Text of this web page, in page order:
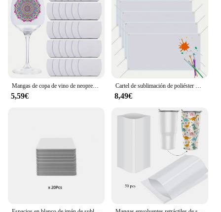
Mangas de copa de vino de neopreno en blanco DIY, por sublimación cubiertas aislantes, suministros de adorno, 10 paquetes
5,59€
Cartel de sublimación de poliéster Oxford, cartel en blanco con cuerdas colgantes, para negocios, boda y cumpleaños, 2x4F, 2 piezas
8,49€